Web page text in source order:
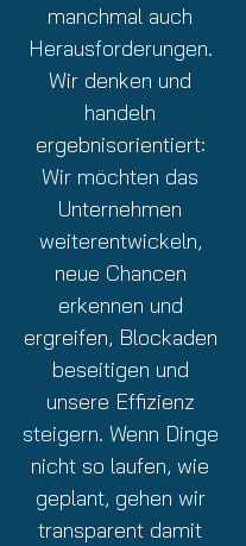
manchmal auch
Herausforderungen.
Wir denken und
handeln
ergebnisorientiert:
Wir möchten das
Unternehmen
weiterentwickeln,
neue Chancen
erkennen und
ergreifen, Blockaden
beseitigen und
unsere Effizienz
steigern. Wenn Dinge
nicht so laufen, wie
geplant, gehen wir
transparent damit